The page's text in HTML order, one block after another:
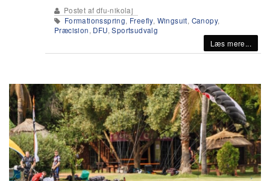
Postet af dfu-nikolaj
Formationsspring, Freefly, Wingsuit, Canopy,
Præcision, DFU,Sportsudvalg
Læs mere...